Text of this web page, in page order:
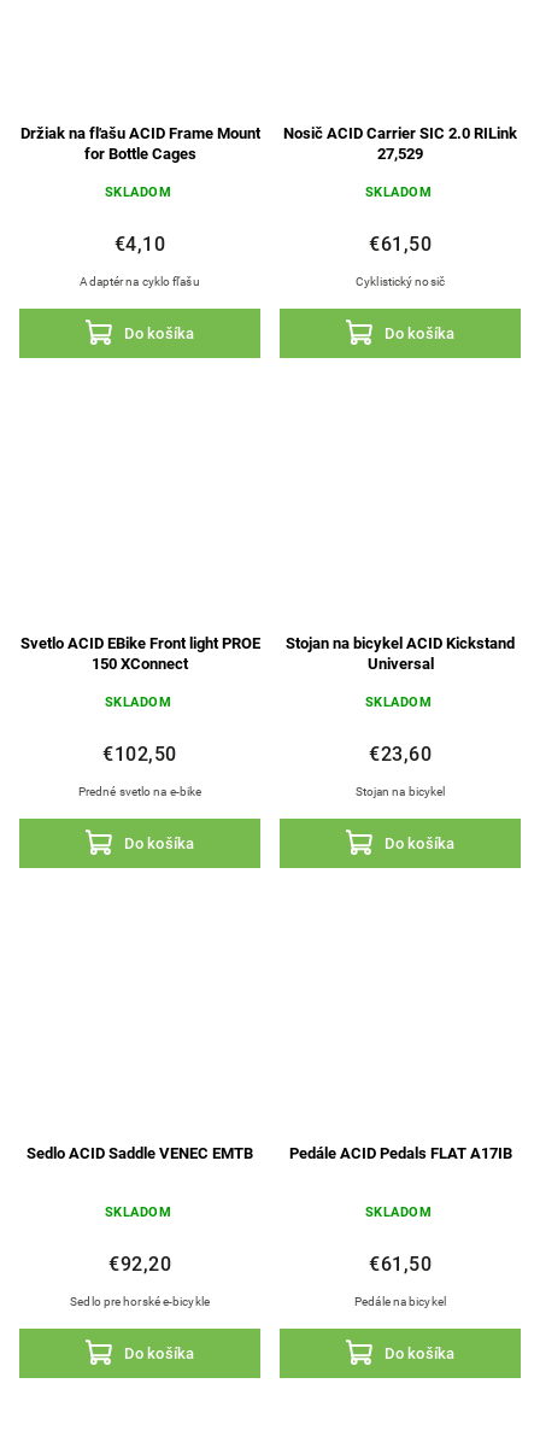
Držiak na fľašu ACID Frame Mount
for Bottle Cages
SKLADOM
€4,10
Do košíka
Adaptér na cyklo fľašu
Nosič ACID Carrier SIC 2.0 RILink
27,529
SKLADOM
€61,50
Do košíka
Cyklistický nosič
Svetlo ACID EBike Front light PROE
150 XConnect
SKLADOM
€102,50
Do košíka
Predné svetlo na e-bike
Stojan na bicykel ACID Kickstand
Universal
SKLADOM
€23,60
Do košíka
Stojan na bicykel
Sedlo ACID Saddle VENEC EMTB
SKLADOM
€92,20
Do košíka
Sedlo pre horské e-bicykle
Pedále ACID Pedals FLAT A17IB
SKLADOM
€61,50
Do košíka
Pedále na bicykel